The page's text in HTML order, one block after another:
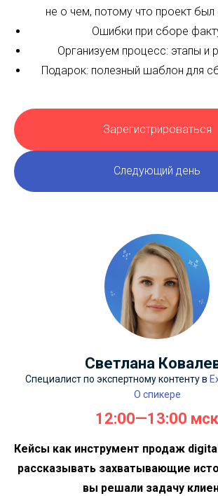
не о чем, потому что проект был
Ошибки при сборе
Организуем процесс: этапы и
Подарок: полезный шаблон для
Зарегистрироваться
Следующий день
Светлана
Специалист по экспертному контенту в
О спикере
12:00—13:00 мск
Кейсы как инструмент продаж
рассказывать захватывающие
вы решали задачу